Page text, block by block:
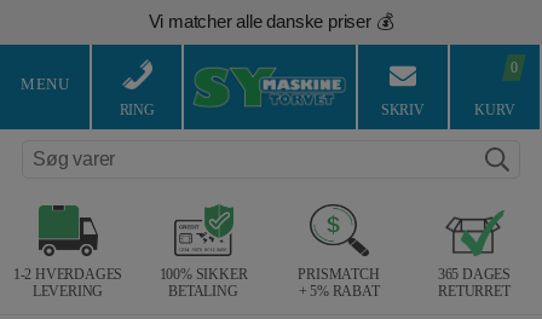
Vi matcher alle danske priser 💰
MENU
RING SKRIV
0
KURV
Søg varer
1-2 HVERDAGES
LEVERING
100% SIKKER
BETALING
PRISMATCH
+ 5% RABAT
365 DAGES
RETURRET